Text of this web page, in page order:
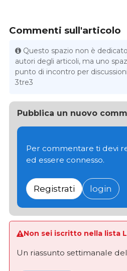
Commenti sull'articolo
Questo spazio non è
autori degli articoli, ma uno
punto di incontro per
3tre3
Pubblica un nuovo
Per commentare ti devi
ed essere connesso.
Registrati login
Non sei iscritto nella lista
Un riassunto settimanale